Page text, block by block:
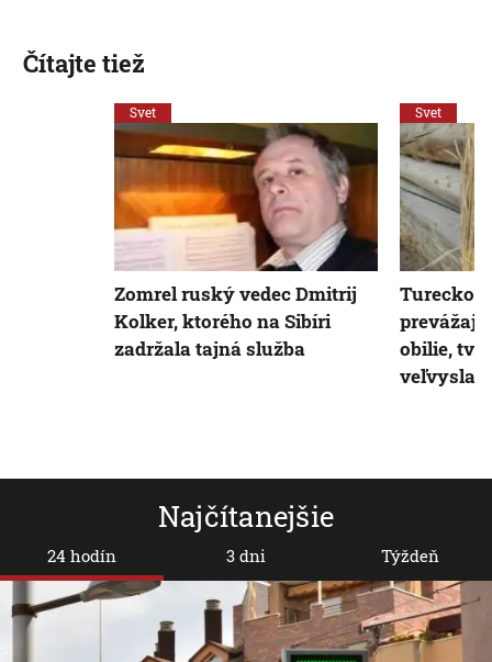
Najčítanejšie
24 hodín 3 dni Týždeň
Čítajte tiež
Svet
Zomrel ruský vedec Dmitrij
Kolker, ktorého na Sibíri
zadržala tajná služba
Svet
Turecko
obilie,